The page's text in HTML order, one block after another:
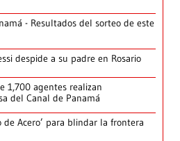
- Resultados del sorteo de este
despide a su padre en Rosario
1,700 agentes realizan
del Canal de Panamá
de Acero’ para blindar la frontera